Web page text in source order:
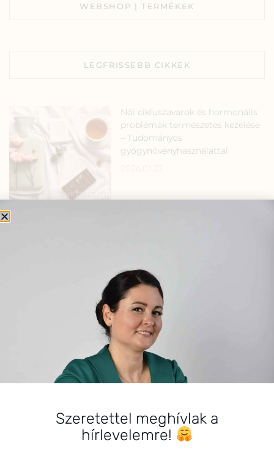
WEBSHOP | TERMÉKEK
LEGFRISSEBB CIKKEK
Női cikluszavarok és hormonális
problémák természetes kezelése
– Tudományos
gyógynövényhasználattal
2026.01.22.
Szabálytalan menstruációs ciklus
– Hogyan segíthetnek a
gyógynövények?
Szeretettel meghívlak a
hírlevelemre!